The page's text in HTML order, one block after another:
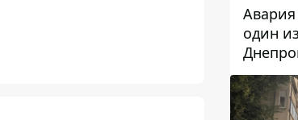
один